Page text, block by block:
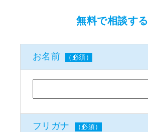
無料で相談する
お名前 （必須）
フリガナ （必須）